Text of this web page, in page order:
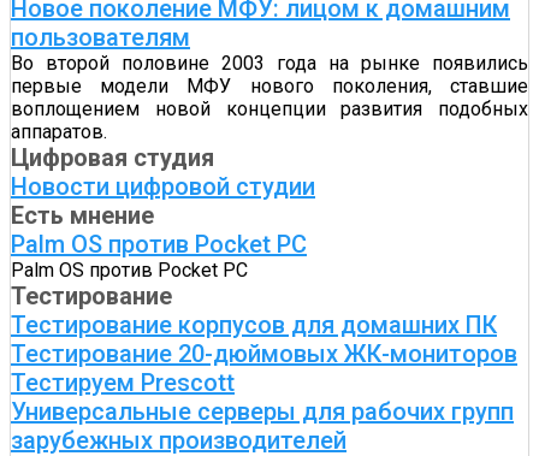
Новое поколение МФУ: лицом к домашним
пользователям
Во второй половине 2003 года на рынке появились
первые модели МФУ нового поколения, ставшие
воплощением новой концепции развития подобных
аппаратов.
Цифровая студия
Новости цифровой студии
Есть мнение
Palm OS против Pocket PC
Palm OS против Pocket PC
Тестирование
Тестирование корпусов для домашних ПК
Тестирование 20-дюймовых ЖК-мониторов
Тестируем Prescott
Универсальные серверы для рабочих групп
зарубежных производителей